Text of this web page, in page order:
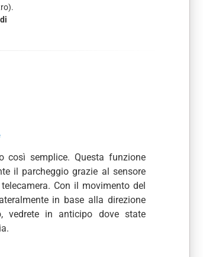
così semplice. Questa funzione
il parcheggio grazie al sensore
Con il movimento del
in base alla direzione
vedrete in anticipo dove state